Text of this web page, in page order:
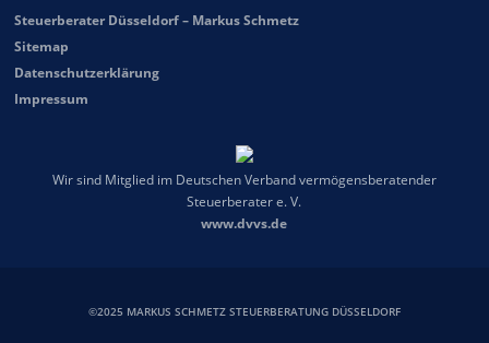
Steuerberater Düsseldorf – Markus Schmetz
Sitemap
Datenschutzerklärung
Impressum
Wir sind Mitglied im Deutschen Verband vermögensberatender
Steuerberater e. V.
www.dvvs.de
©2025 MARKUS SCHMETZ STEUERBERATUNG DÜSSELDORF